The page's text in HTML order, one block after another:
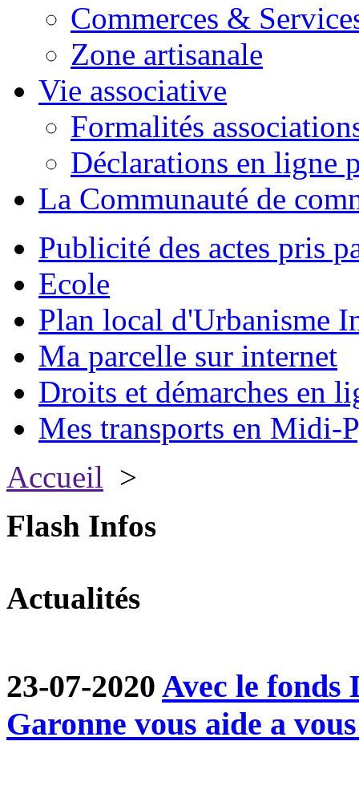
Commerces &
Zone artisanale
Vie associative
Formalités
Déclarations en ligne
La Communauté de
Publicité des actes pris
Ecole
Plan local d'Urbanisme
Ma parcelle sur internet
Droits et démarches en
Mes transports en Midi-
Accueil >
Flash Infos
Actualités
23-07-2020 Avec le
Garonne vous aide a